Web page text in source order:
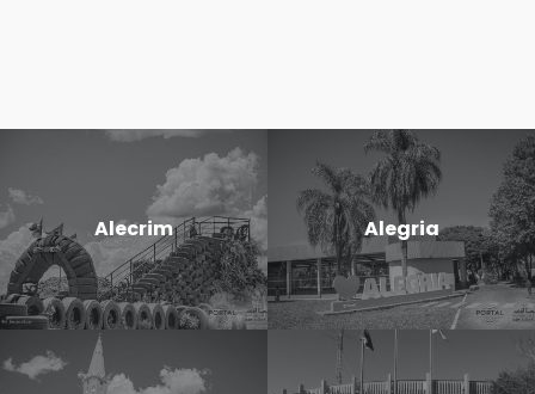
Alecrim Alegria